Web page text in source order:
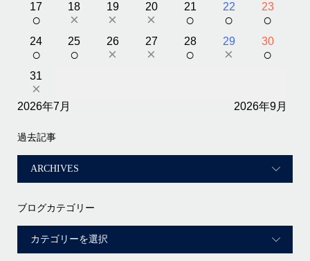
17
○
18
×
19
×
20
×
21
○
22
○
23
○
24
○
25
○
26
×
27
×
28
○
29
×
30
○
31
×
2026年7月 2026年9月
過去記事
ブログカテゴリー